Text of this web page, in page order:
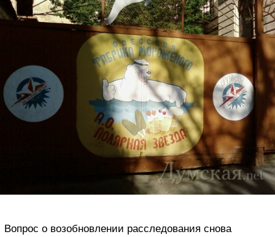
Вопрос о возобновлении расследования снова